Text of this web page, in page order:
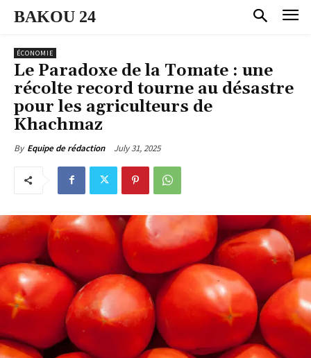
BAKOU 24
ÉCONOMIE
Le Paradoxe de la Tomate : une
récolte record tourne au désastre
pour les agriculteurs de
Khachmaz
By Equipe de rédaction July 31, 2025